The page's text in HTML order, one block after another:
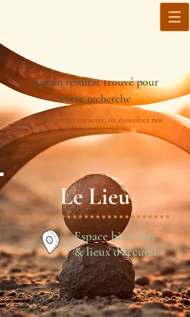
Aucun résultat trouvé pour
votre recherche
Veuillez nous contacter, ou consultez nos
autres services
Le Lieu
Espace bien-être
& lieux d'accueil